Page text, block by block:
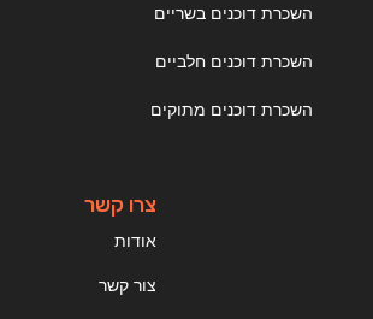
השכרת דוכנים בשריים
השכרת דוכנים חלביים
השכרת דוכנים מתוקים
צרו קשר
אודות
צור קשר